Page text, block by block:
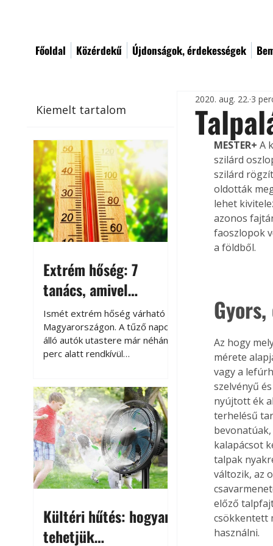
Főoldal Közérdekű Újdonságok, érdekességek
Kiemelt tartalom
Extrém hőség: 7
tanács, amivel
megóvhatjuk
autónkat a nyári
károktól
Ismét extrém hőség várható
Magyarországon. A tűző napon
álló autók utastere már néhány
perc alatt rendkívül
megközelítheti. Ez nemcsak a
beszállást teszi kellemetlenné,
hanem az autó állapotára és a
benne hagyott tárgyakra is
káros hatással lehet. Néhány
egyszerű óvintézkedéssel
azonban jelentősen
csökkenthetjük a hőség káros
Kültéri hűtés: hogyan
tehetjük
2020. aug. 22. 3
MESTER+ A
szilárd
szilárd
oldották
lehet
azonos
faoszlopok
a földből.
Az hogy
mérete
vagy a
szelvényű
nyújtott ék
terhelésű
kalapácsot
talpak
változik, az
előző
csökkentett
használni.